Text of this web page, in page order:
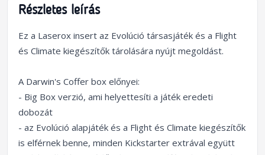
Részletes leírás
Ez a Laserox insert az Evolúció társasjáték és a Flight
és Climate kiegészítők tárolására nyújt megoldást.
A Darwin's Coffer box előnyei:
- Big Box verzió, ami helyettesíti a játék eredeti
dobozát
- az Evolúció alapjáték és a Flight és Climate kiegészítők
is elférnek benne, minden Kickstarter extrával együtt